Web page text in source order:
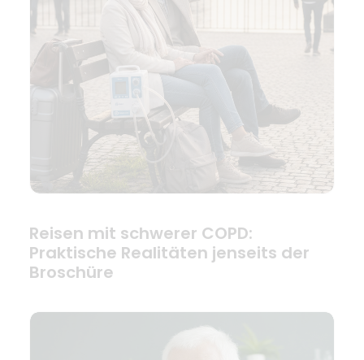
Reisen mit schwerer COPD:
Praktische Realitäten jenseits der
Broschüre